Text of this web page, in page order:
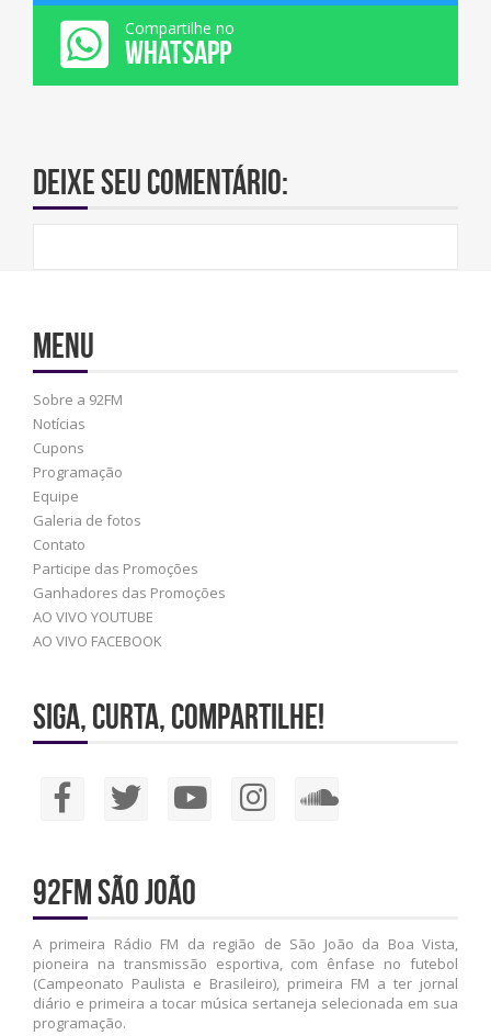
Compartilhe no
WHATSAPP
Deixe seu comentário:
Menu
Sobre a 92FM
Notícias
Cupons
Programação
Equipe
Galeria de fotos
Contato
Participe das Promoções
Ganhadores das Promoções
AO VIVO YOUTUBE
AO VIVO FACEBOOK
Siga, Curta, Compartilhe!
92FM São João
A primeira Rádio FM da região de São João da Boa Vista,
pioneira na transmissão esportiva, com ênfase no futebol
(Campeonato Paulista e Brasileiro), primeira FM a ter jornal
diário e primeira a tocar música sertaneja selecionada em sua
programação.